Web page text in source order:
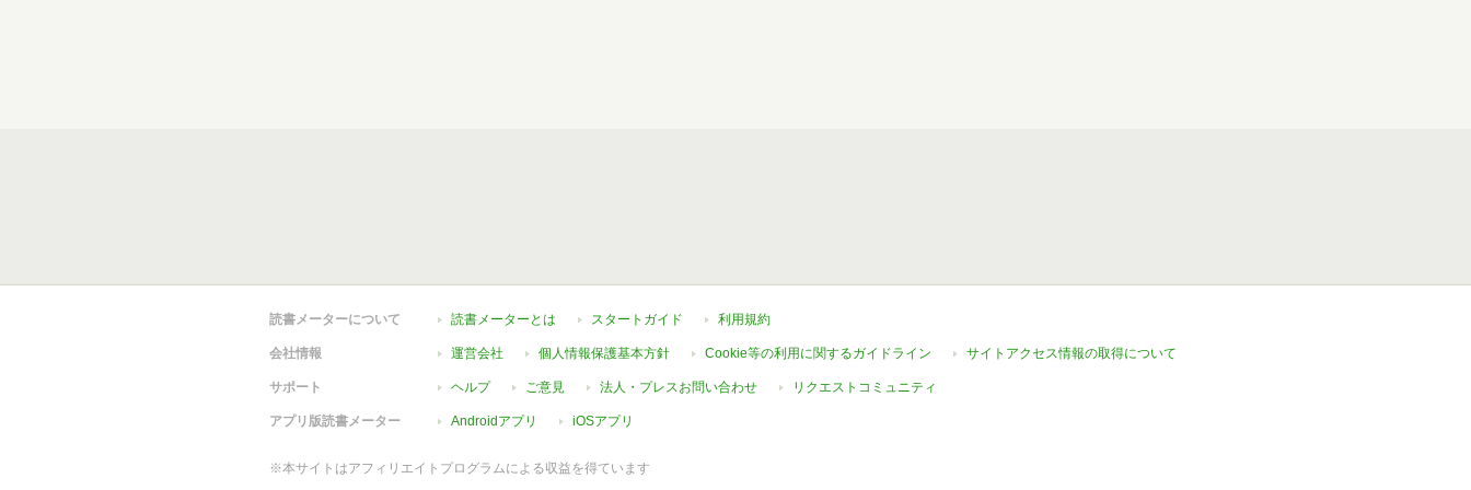
読書メーターについて 読書メーターとは スタートガイド 利用規約
会社情報 運営会社 個人情報保護基本方針 Cookie等の利用に関するガイドライン サイトアクセス情報の取得について
サポート ヘルプ ご意見 法人・プレスお問い合わせ リクエストコミュニティ
アプリ版読書メーター Androidアプリ iOSアプリ
※本サイトはアフィリエイトプログラムによる収益を得ています